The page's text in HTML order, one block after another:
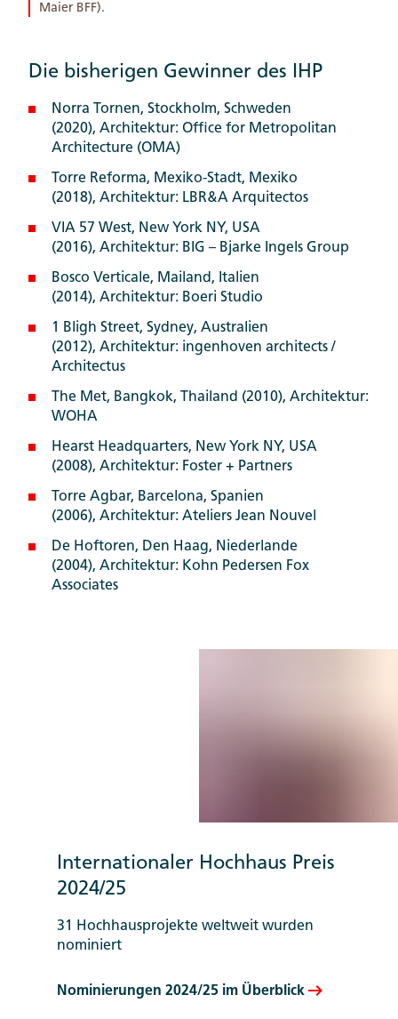
Maier BFF).
Die bisherigen Gewinner des IHP
Norra Tornen, Stockholm, Schweden
(2020), Architektur: Office for Metropolitan
Architecture (OMA)
Torre Reforma, Mexiko-Stadt, Mexiko
(2018), Architektur: LBR&A Arquitectos
VIA 57 West, New York NY, USA
(2016), Architektur: BIG – Bjarke Ingels Group
Bosco Verticale, Mailand, Italien
(2014), Architektur: Boeri Studio
1 Bligh Street, Sydney, Australien
(2012), Architektur: ingenhoven architects /
Architectus
The Met, Bangkok, Thailand (2010), Architektur:
WOHA
Hearst Headquarters, New York NY, USA
(2008), Architektur: Foster + Partners
Torre Agbar, Barcelona, Spanien
(2006), Architektur: Ateliers Jean Nouvel
De Hoftoren, Den Haag, Niederlande
(2004), Architektur: Kohn Pedersen Fox
Associates
Internationaler Hochhaus Preis
2024/25
31 Hochhausprojekte weltweit wurden
nominiert
Nominierungen 2024/25 im Überblick